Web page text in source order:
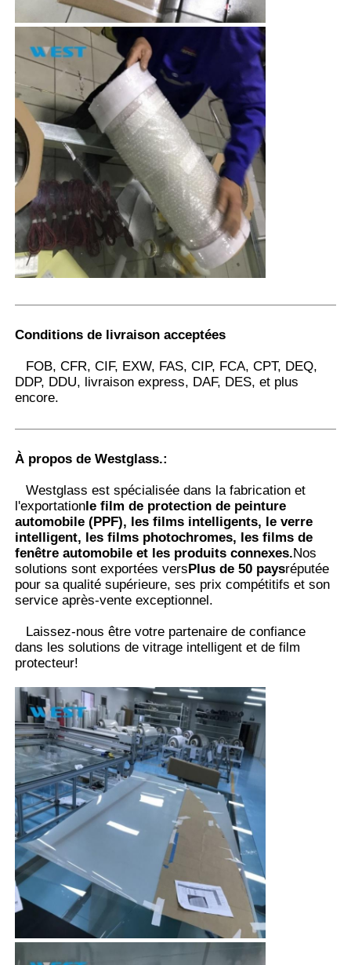
Conditions de livraison acceptées
FOB, CFR, CIF, EXW, FAS, CIP, FCA, CPT, DEQ,
DDP, DDU, livraison express, DAF, DES, et plus
encore.
À propos de Westglass.:
Westglass est spécialisée dans la fabrication et
l'exportationle film de protection de peinture
automobile (PPF), les films intelligents, le verre
intelligent, les films photochromes, les films de
fenêtre automobile et les produits connexes.Nos
solutions sont exportées versPlus de 50 paysréputée
pour sa qualité supérieure, ses prix compétitifs et son
service après-vente exceptionnel.
Laissez-nous être votre partenaire de confiance
dans les solutions de vitrage intelligent et de film
protecteur!